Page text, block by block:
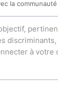
la communauté